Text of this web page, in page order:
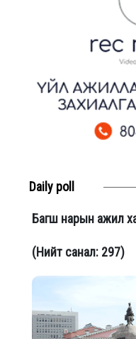
Daily poll
Багш нарын ажил
(Нийт санал: 297)